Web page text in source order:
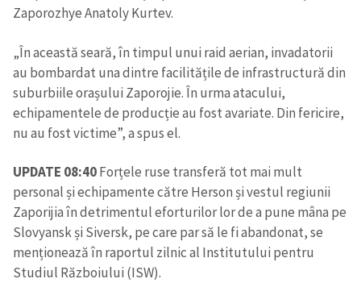
Zaporozhye Anatoly Kurtev.
„În această seară, în timpul unui raid aerian, invadatorii
au bombardat una dintre facilitățile de infrastructură din
suburbiile orașului Zaporojie. În urma atacului,
echipamentele de producție au fost avariate. Din fericire,
nu au fost victime”, a spus el.
UPDATE 08:40Forțele ruse transferă tot mai mult
personal și echipamente către Herson și vestul regiunii
Zaporijia în detrimentul eforturilor lor de a pune mâna pe
Slovyansk și Siversk, pe care par să le fi abandonat, se
menționează în raportul zilnic al Institutului pentru
Studiul Războiului (ISW).